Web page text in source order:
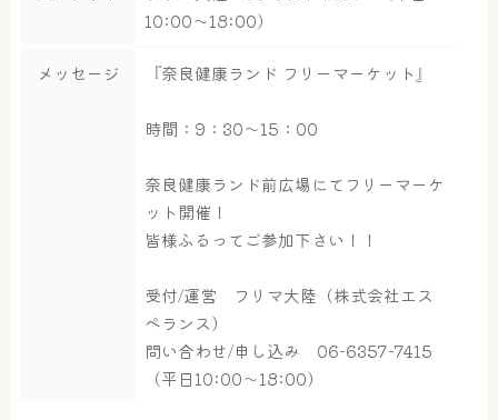
大浴場 サウナ・岩盤浴
10:00～18:00）
メッセージ 『奈良健康ランド フリーマーケット』
時間：9：30～15：00
奈良健康ランド前広場にてフリーマーケ
ット開催！
皆様ふるってご参加下さい！！
受付/運営 フリマ大陸（株式会社エス
ペランス）
問い合わせ/申し込み 06-6357-7415
（平日10:00～18:00）